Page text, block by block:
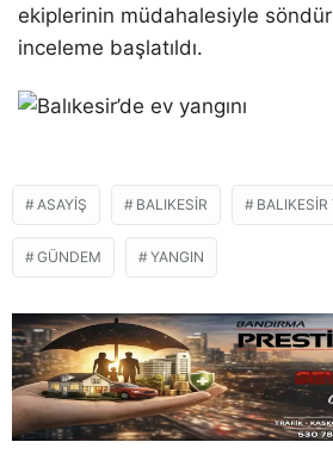
ekiplerinin müdahalesiyle
inceleme başlatıldı.
ASAYIŞ BALIKESIR BALIKESIR
GÜNDEM YANGIN